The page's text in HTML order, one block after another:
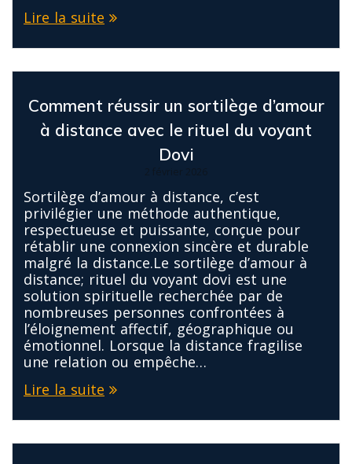
Lire la suite
Comment réussir un sortilège d’amour
à distance avec le rituel du voyant
Dovi
Sortilège d’amour à distance, c’est
privilégier une méthode authentique,
respectueuse et puissante, conçue pour
rétablir une connexion sincère et durable
malgré la distance.Le sortilège d’amour à
distance; rituel du voyant dovi est une
solution spirituelle recherchée par de
nombreuses personnes confrontées à
l’éloignement affectif, géographique ou
émotionnel. Lorsque la distance fragilise
une relation ou empêche…
Lire la suite